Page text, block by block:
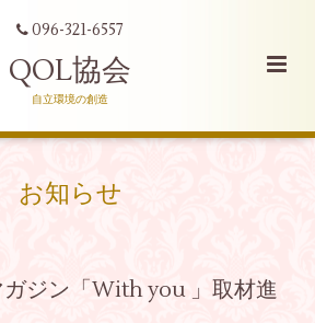
096-321-6557
QOL協会
自立環境の創造
お知らせ
ガジン「With you 」取材進